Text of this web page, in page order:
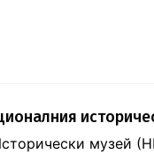
музей